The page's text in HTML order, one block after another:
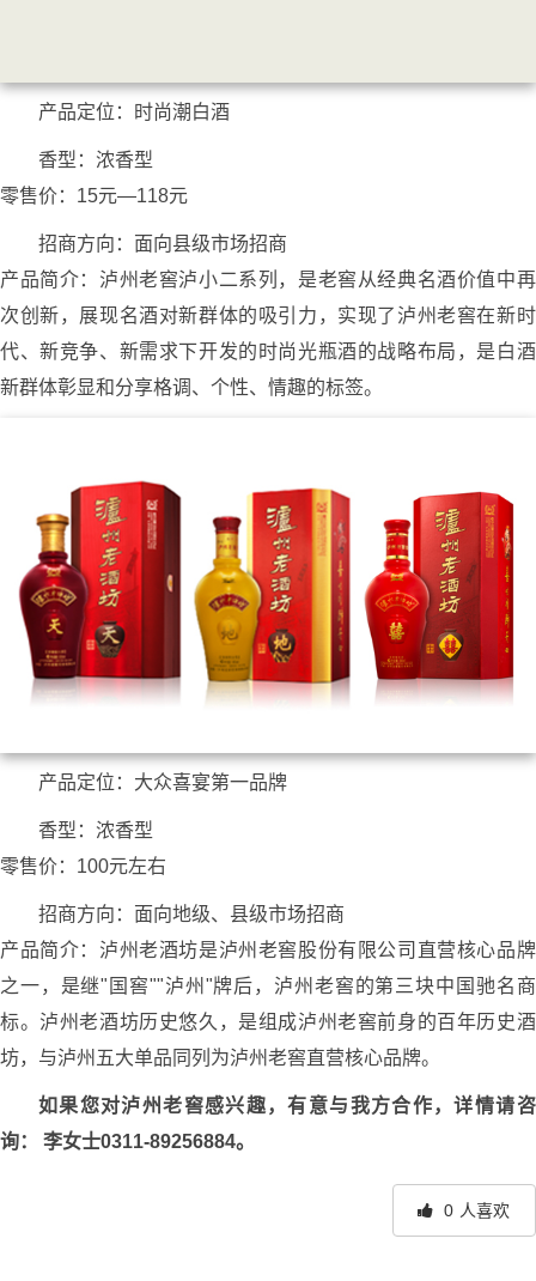
产品定位：时尚潮白酒
香型：浓香型
零售价：15元—118元
招商方向：面向县级市场招商
产品简介：泸州老窖泸小二系列，是老窖从经典名酒价值中再
次创新，展现名酒对新群体的吸引力，实现了泸州老窖在新时
代、新竞争、新需求下开发的时尚光瓶酒的战略布局，是白酒
新群体彰显和分享格调、个性、情趣的标签。
产品定位：大众喜宴第一品牌
香型：浓香型
零售价：100元左右
招商方向：面向地级、县级市场招商
产品简介：泸州老酒坊是泸州老窖股份有限公司直营核心品牌
之一，是继"国窖""泸州"牌后，泸州老窖的第三块中国驰名商
标。泸州老酒坊历史悠久，是组成泸州老窖前身的百年历史酒
坊，与泸州五大单品同列为泸州老窖直营核心品牌。
如果您对泸州老窖感兴趣，有意与我方合作，详情请咨
询： 李女士0311-89256884。
0 人喜欢